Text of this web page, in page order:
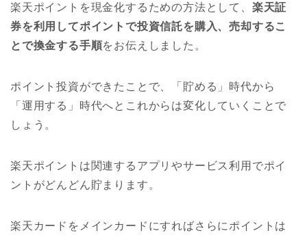
楽天ポイントを現金化するための方法として、 楽天証
券を利用してポイントで投資信託を購入、売却するこ
とで換金する手順をお伝えしました。
ポイント投資ができたことで、「貯める」時代から
「運用する」時代へとこれからは変化していくことで
しょう。
楽天ポイントは関連するアプリやサービス利用でポイ
ントがどんどん貯まります。
楽天カードをメインカードにすればさらにポイントは